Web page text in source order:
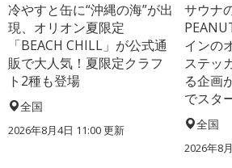
冷やすと缶に“沖縄の海”が出
現、オリオン夏限定
「BEACH CHILL」が公式通
販で大人気！夏限定クラフ
ト2種も登場
全国
2026年8月4日 11:00更新
サウナ
インの
ステッ
る企画
でスタ
全国
2026年8